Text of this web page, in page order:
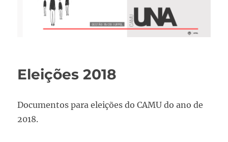
Eleições 2018
Documentos para eleições do CAMU do ano de
2018.